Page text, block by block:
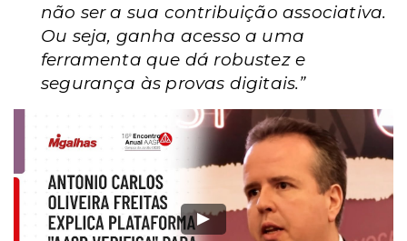
não ser a sua contribuição associativa.
Ou seja, ganha acesso a uma
ferramenta que dá robustez e
segurança às provas digitais.”